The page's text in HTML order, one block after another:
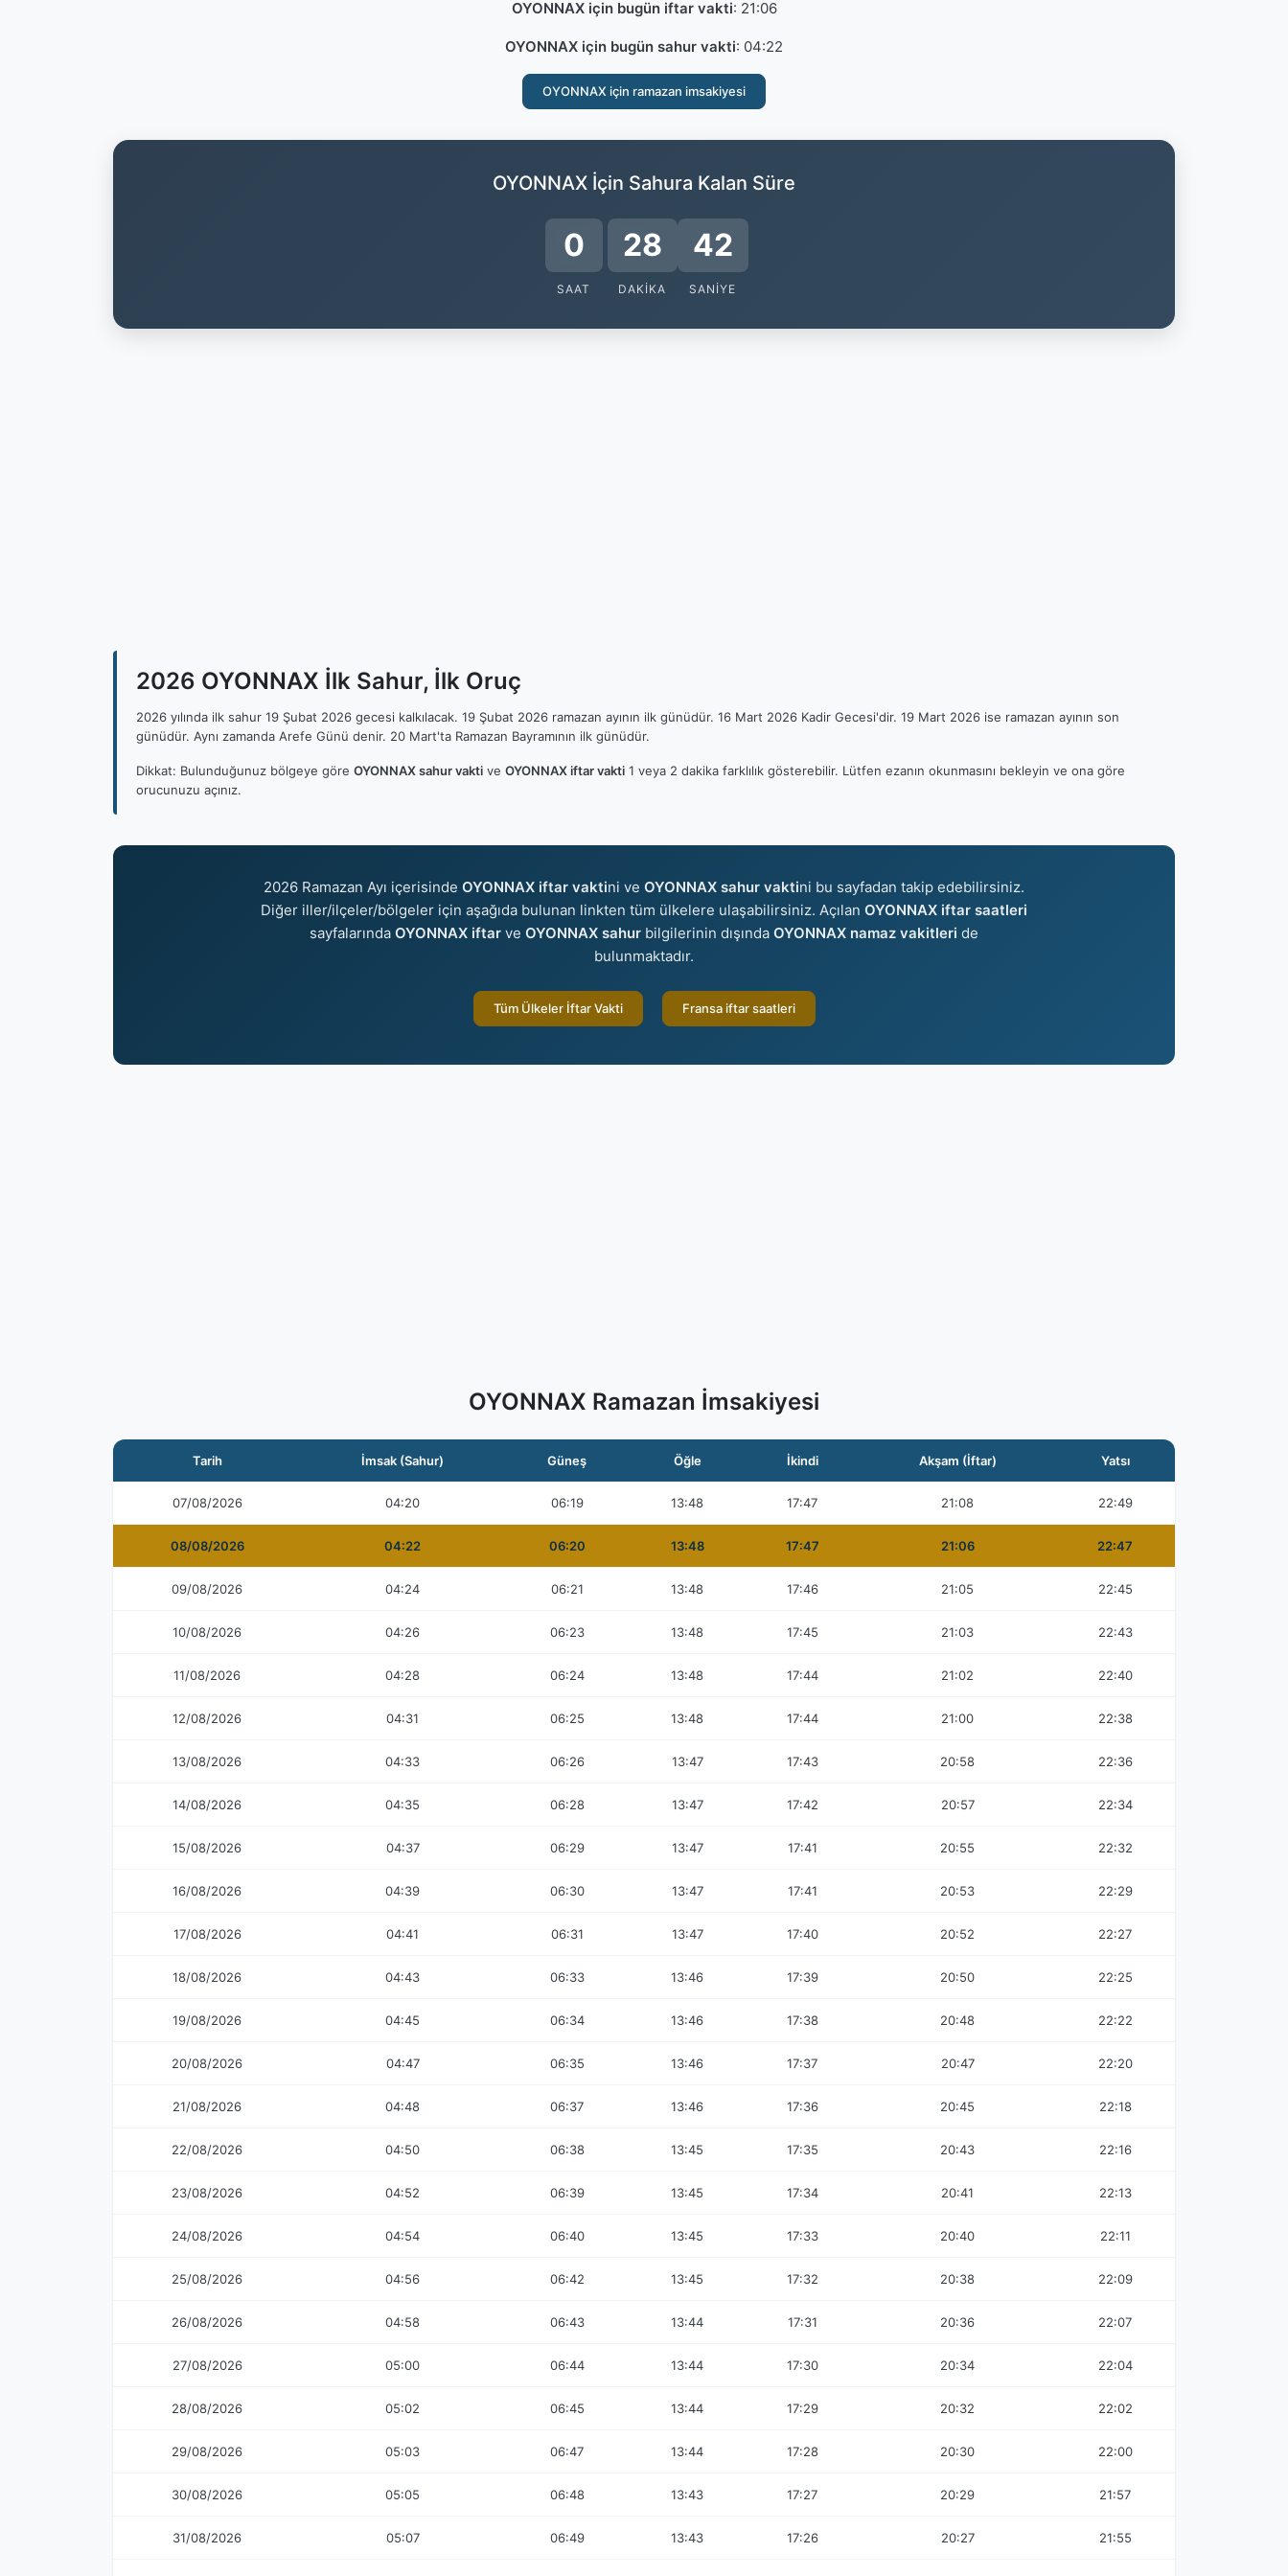
OYONNAX için bugün iftar vakti: 21:06
OYONNAX için bugün sahur vakti: 04:22
OYONNAX için ramazan imsakiyesi
OYONNAX İçin Sahura Kalan Süre
0
SAAT
28
DAKIKA
42
SANIYE
2026 OYONNAX İlk Sahur, İlk Oruç
2026 yılında ilk sahur 19 Şubat 2026 gecesi kalkılacak. 19 Şubat 2026 ramazan ayının ilk günüdür. 16 Mart 2026 Kadir Gecesi'dir. 19 Mart 2026 ise ramazan ayının son
günüdür. Aynı zamanda Arefe Günü denir. 20 Mart'ta Ramazan Bayramının ilk günüdür.
Dikkat: Bulunduğunuz bölgeye göre OYONNAX sahur vakti ve OYONNAX iftar vakti 1 veya 2 dakika farklılık gösterebilir. Lütfen ezanın okunmasını bekleyin ve ona göre
orucunuzu açınız.
2026 Ramazan Ayı içerisinde OYONNAX iftar vaktini ve OYONNAX sahur vaktini bu sayfadan takip edebilirsiniz.
Diğer iller/ilçeler/bölgeler için aşağıda bulunan linkten tüm ülkelere ulaşabilirsiniz. Açılan OYONNAX iftar saatleri
sayfalarında OYONNAX iftar ve OYONNAX sahur bilgilerinin dışında OYONNAX namaz vakitleri de
bulunmaktadır.
Tüm Ülkeler İftar Vakti Fransa iftar saatleri
OYONNAX Ramazan İmsakiyesi
Tarih İmsak (Sahur) Güneş Öğle İkindi Akşam (İftar) Yatsı
07/08/2026 04:20 06:19 13:48 17:47 21:08 22:49
08/08/2026 04:22 06:20 13:48 17:47 21:06 22:47
09/08/2026 04:24 06:21 13:48 17:46 21:05 22:45
10/08/2026 04:26 06:23 13:48 17:45 21:03 22:43
11/08/2026 04:28 06:24 13:48 17:44 21:02 22:40
12/08/2026 04:31 06:25 13:48 17:44 21:00 22:38
13/08/2026 04:33 06:26 13:47 17:43 20:58 22:36
14/08/2026 04:35 06:28 13:47 17:42 20:57 22:34
15/08/2026 04:37 06:29 13:47 17:41 20:55 22:32
16/08/2026 04:39 06:30 13:47 17:41 20:53 22:29
17/08/2026 04:41 06:31 13:47 17:40 20:52 22:27
18/08/2026 04:43 06:33 13:46 17:39 20:50 22:25
19/08/2026 04:45 06:34 13:46 17:38 20:48 22:22
20/08/2026 04:47 06:35 13:46 17:37 20:47 22:20
21/08/2026 04:48 06:37 13:46 17:36 20:45 22:18
22/08/2026 04:50 06:38 13:45 17:35 20:43 22:16
23/08/2026 04:52 06:39 13:45 17:34 20:41 22:13
24/08/2026 04:54 06:40 13:45 17:33 20:40 22:11
25/08/2026 04:56 06:42 13:45 17:32 20:38 22:09
26/08/2026 04:58 06:43 13:44 17:31 20:36 22:07
27/08/2026 05:00 06:44 13:44 17:30 20:34 22:04
28/08/2026 05:02 06:45 13:44 17:29 20:32 22:02
29/08/2026 05:03 06:47 13:44 17:28 20:30 22:00
30/08/2026 05:05 06:48 13:43 17:27 20:29 21:57
31/08/2026 05:07 06:49 13:43 17:26 20:27 21:55